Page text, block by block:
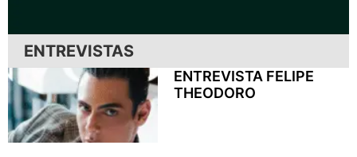
ENTREVISTAS
ENTREVISTA FELIPE
THEODORO